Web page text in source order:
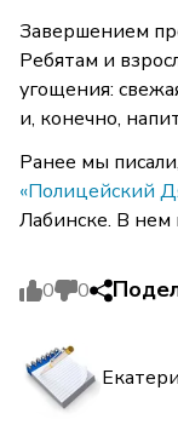
Завершением
Ребятам и
угощения:
и, конечно,
Ранее мы
«Полицейский
Лабинске. В нем
0 0